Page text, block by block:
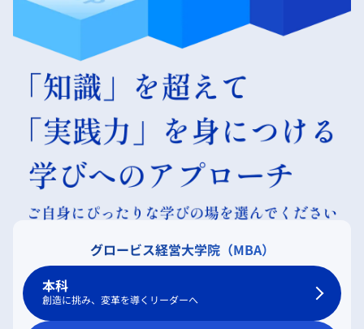
グロービス経営大学院（MBA）
本科
創造に挑み、変革を導くリーダーへ